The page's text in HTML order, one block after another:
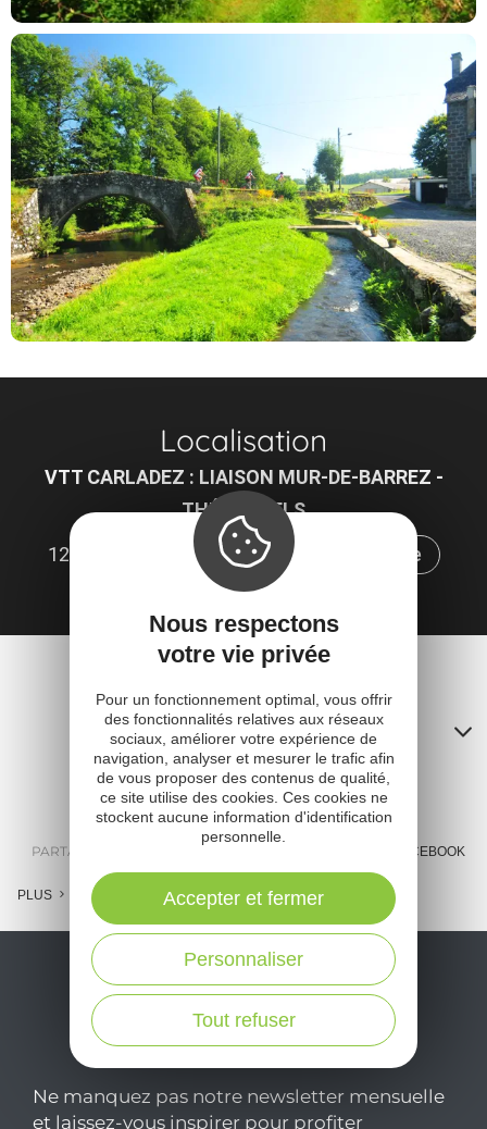
Localisation
VTT CARLADEZ : LIAISON MUR-DE-BARREZ -
THÉRONDELS
12600 Mur-de-Barrez
Obtenir l'itinéraire
Contacts
PARTAGER : FACEBOOK
PLUS
Ne manquez pas notre newsletter mensuelle
et laissez-vous inspirer pour profiter
Nous respectons
votre vie privée
Pour un fonctionnement optimal, vous offrir
des fonctionnalités relatives aux réseaux
sociaux, améliorer votre expérience de
navigation, analyser et mesurer le trafic afin
de vous proposer des contenus de qualité,
ce site utilise des cookies. Ces cookies ne
stockent aucune information d'identification
personnelle.
Tout refuser
Personnaliser
Accepter et fermer